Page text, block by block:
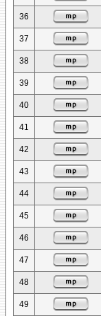
36
37
38
39
40
41
42
43
44
45
46
47
48
49